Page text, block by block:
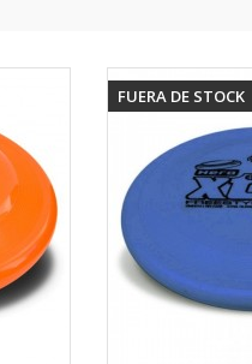
FUERA DE STOCK